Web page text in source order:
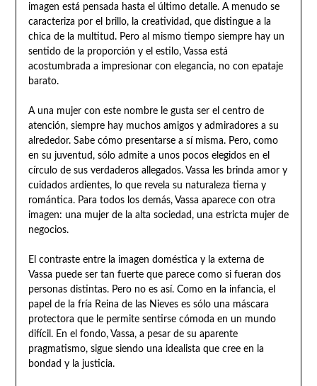
imagen está pensada hasta el último detalle. A menudo se
caracteriza por el brillo, la creatividad, que distingue a la
chica de la multitud. Pero al mismo tiempo siempre hay un
sentido de la proporción y el estilo, Vassa está
acostumbrada a impresionar con elegancia, no con epataje
barato.
A una mujer con este nombre le gusta ser el centro de
atención, siempre hay muchos amigos y admiradores a su
alrededor. Sabe cómo presentarse a sí misma. Pero, como
en su juventud, sólo admite a unos pocos elegidos en el
círculo de sus verdaderos allegados. Vassa les brinda amor y
cuidados ardientes, lo que revela su naturaleza tierna y
romántica. Para todos los demás, Vassa aparece con otra
imagen: una mujer de la alta sociedad, una estricta mujer de
negocios.
El contraste entre la imagen doméstica y la externa de
Vassa puede ser tan fuerte que parece como si fueran dos
personas distintas. Pero no es así. Como en la infancia, el
papel de la fría Reina de las Nieves es sólo una máscara
protectora que le permite sentirse cómoda en un mundo
difícil. En el fondo, Vassa, a pesar de su aparente
pragmatismo, sigue siendo una idealista que cree en la
bondad y la justicia.